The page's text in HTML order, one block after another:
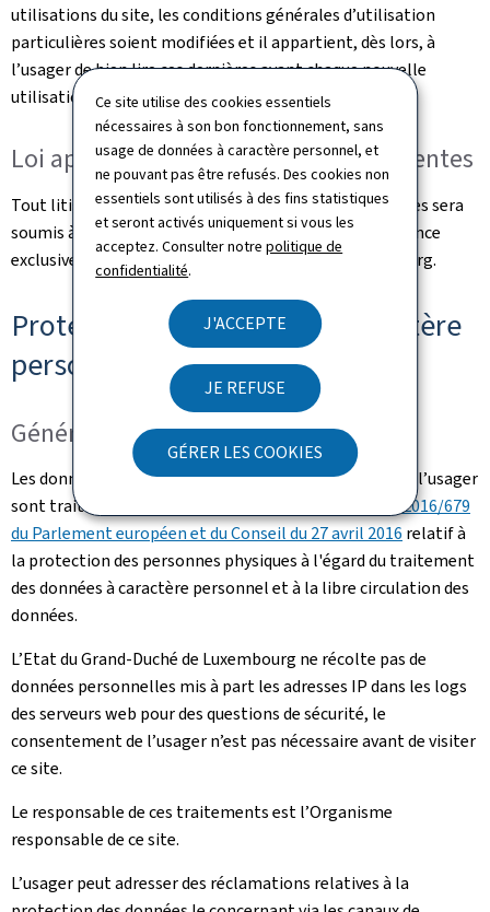
Ce site utilise des cookies essentiels
nécessaires à son bon fonctionnement, sans
usage de données à caractère personnel, et
ne pouvant pas être refusés. Des cookies non
essentiels sont utilisés à des fins statistiques
et seront activés uniquement si vous les
acceptez. Consulter notrepolitique de
confidentialité.
J'ACCEPTE
JE REFUSE
GÉRER LES COOKIES
utilisations du site, les conditions générales d’utilisation
particulières soient modifiées et il appartient, dès lors, à
l’usager de bien lire ces dernières avant chaque nouvelle
utilisation.
Loi applicable et juridictions compétentes
Tout litige relatif à l'utilisation de ce site et ses Services sera
soumis à la loi luxembourgeoise et sera de la compétence
exclusive des juridictions du Grand-Duché de Luxembourg.
Protection des données à caractère
personnel
Généralités
Les données à caractère personnel communiquées par l’usager
sont traitées en conformité avec le
Règlement (UE) 2016/679
du Parlement européen et du Conseil du 27 avril 2016 relatif à
la protection des personnes physiques à l'égard du traitement
des données à caractère personnel et à la libre circulation des
données.
L’Etat du Grand-Duché de Luxembourg ne récolte pas de
données personnelles mis à part les adresses IP dans les logs
des serveurs web pour des questions de sécurité, le
consentement de l’usager n’est pas nécessaire avant de visiter
ce site.
Le responsable de ces traitements est l’Organisme
responsable de ce site.
L’usager peut adresser des réclamations relatives à la